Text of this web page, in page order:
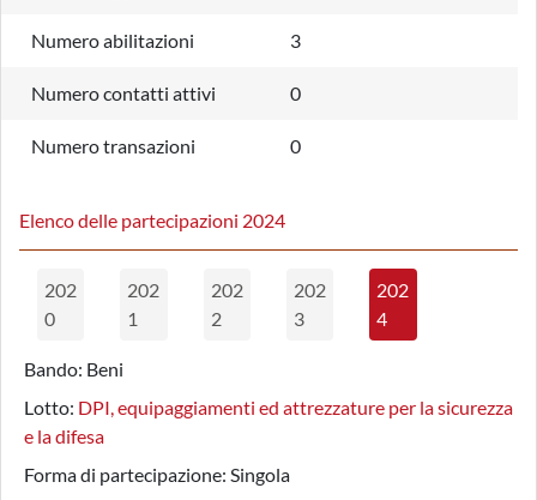
Numero abilitazioni 3
Numero contatti attivi 0
Numero transazioni 0
Elenco delle partecipazioni 2024
202
0
202
1
202
2
202
3
202
4
Bando: Beni
Lotto: DPI, equipaggiamenti ed attrezzature per la sicurezza
e la difesa
Forma di partecipazione: Singola